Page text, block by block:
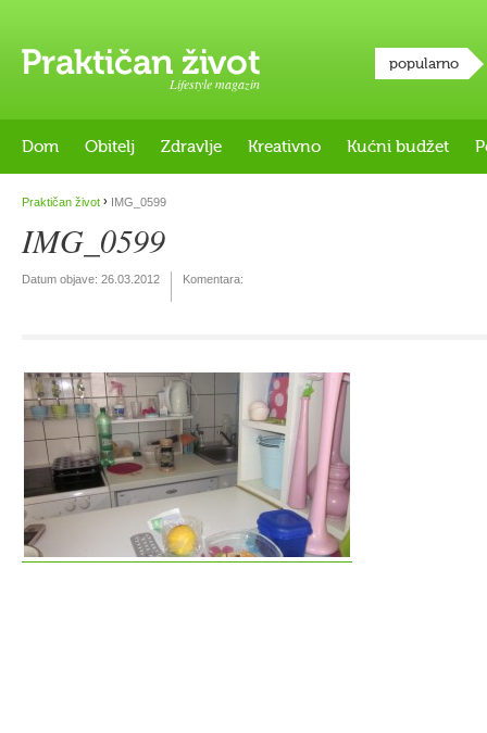
Lifestyle magazin
popularno
Dom Obitelj Zdravlje Kreativno Kućni budžet
Praktičan život › IMG_0599
IMG_0599
Datum objave: 26.03.2012 Komentara: